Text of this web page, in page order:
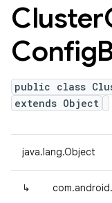
Cluster
Config
public class
extends Object
java.lang.Object
↳